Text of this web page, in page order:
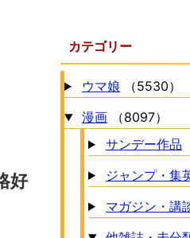
好
カテゴリー
ウマ娘
（5530）
漫画
（8097）
サンデー作品
ジャンプ・集
マガジン・講